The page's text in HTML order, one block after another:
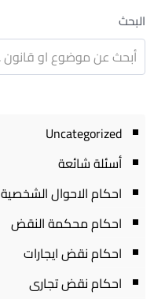
البحث
Uncategorized
أسئلة شائعة
احكام الاحوال الشخصية
احكام محكمة النقض
احكام نقض ايجارات
احكام نقض تجارى